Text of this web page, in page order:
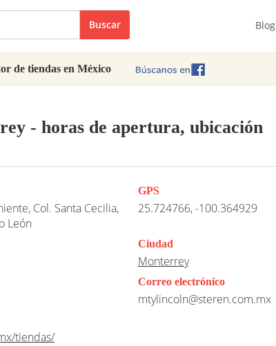
Buscar Blog
de tiendas en México
- horas de apertura, ubicación
Col. Santa Cecilia,
León
GPS
25.724766, -100.364929
Ciudad
Monterrey
Correo electrónico
mtylincoln@steren.com.mx
tiendas/